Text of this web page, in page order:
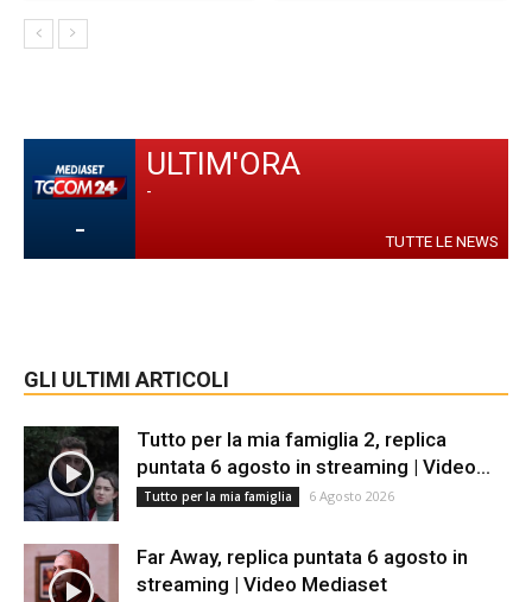
-
ULTIM'ORA
-
TUTTE LE NEWS
GLI ULTIMI ARTICOLI
Tutto per la mia famiglia 2, replica
puntata 6 agosto in streaming | Video...
Tutto per la mia famiglia 6 Agosto 2026
Far Away, replica puntata 6 agosto in
streaming | Video Mediaset